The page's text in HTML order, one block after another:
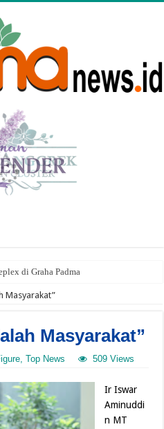
di Graha Padma
Masyarakat”
Masyarakat”
,Top News 509 Views
Ir Iswar
Aminuddi
n MT